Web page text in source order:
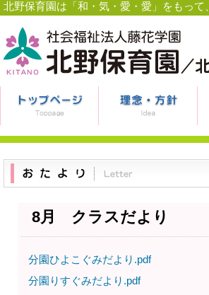
北野保育園は「和・気・愛・愛」をもっ
8月 クラスだより
分園ひよこぐみだより.pdf
分園りすぐみだより.pdf